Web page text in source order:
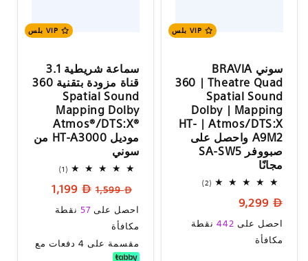
سوني BRAVIA
Theatre Quad | ‏360
Spatial Sound
Mapping | ‏Dolby
Atmos/DTS:X | ‏HT-
A9M2 واحصل على
صبووفر SA-SW5
مجانًا
(2)
2
السعر
العادي
السعر
العادي
احصل على 442 نقطة
مكافأة
سماعة شريطية 3.1
قناة مزودة بتقنية ‎360
Spatial Sound
Mapping Dolby
Atmos®/DTS:X®‎
موديل HT-A3000 من
سوني
(1)
1
المراجعات
السعر
العادي
1,599
سعر
البيع
سعر
البيع
احصل على 57 نقطة
مكافأة
مقسمة على 4 دفعات مع